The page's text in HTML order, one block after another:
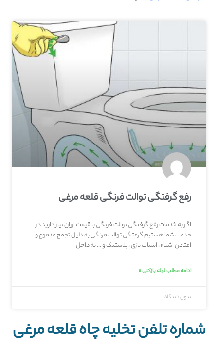
رفع گرفتگی توالت فرنگی قلعه‌ مرغی
اگر به خدمات رفع گرفتگی توالت فرنگی با قیمت ارزان نیاز دارید در
خدمت شما هستیم گرفتگی توالت فرنگی به دلیل تجمع مدفوع و
افتادن اشیاء ، اسباب بازی ، پلاستیک و … به داخل
ادامه مطلب لوله بازکنی »
بدون دیدگاه
شماره تلفن تخلیه چاه قلعه‌ مرغی